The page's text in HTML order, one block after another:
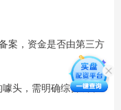
案，资金是否由第三方
噱头，需明确综合成本